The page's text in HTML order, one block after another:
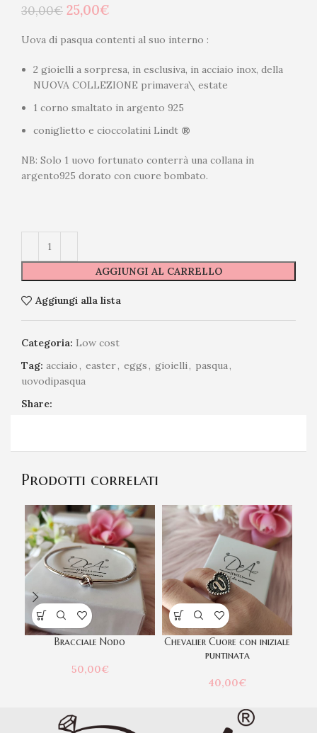
30,00€ Il
originale
30,00€.
25,00€
attuale
25,00€.
Uova di pasqua contenti al suo interno :
2 gioielli a sorpresa, in esclusiva, in acciaio inox, della
NUOVA COLLEZIONE primavera\ estate
1 corno smaltato in argento 925
coniglietto e cioccolatini Lindt ®
NB: Solo 1 uovo fortunato conterrà una collana in
argento925 dorato con cuore bombato.
AGGIUNGI AL CARRELLO
Aggiungi alla lista
Categoria: Low cost
Tag: acciaio, easter, eggs, gioielli, pasqua,
uovodipasqua
Share:
Prodotti correlati
Bracciale Nodo
50,00€
Chevalier Cuore con iniziale
puntinata
40,00€